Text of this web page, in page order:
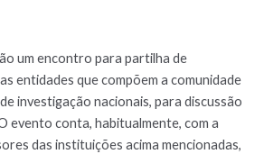
um encontro para partilha de
entidades que compõem a comunidade
investigação nacionais, para discussão
evento conta, habitualmente, com a
das instituições acima mencionadas,